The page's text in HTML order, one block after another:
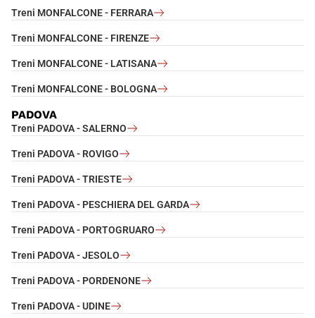
Treni MONFALCONE - FERRARA
Treni MONFALCONE - FIRENZE
Treni MONFALCONE - LATISANA
Treni MONFALCONE - BOLOGNA
PADOVA
Treni PADOVA - SALERNO
Treni PADOVA - ROVIGO
Treni PADOVA - TRIESTE
Treni PADOVA - PESCHIERA DEL GARDA
Treni PADOVA - PORTOGRUARO
Treni PADOVA - JESOLO
Treni PADOVA - PORDENONE
Treni PADOVA - UDINE